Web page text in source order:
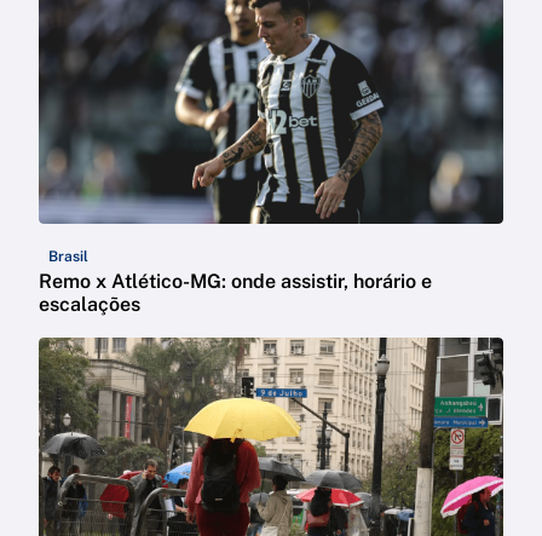
Brasil
Remo x Atlético-MG: onde assistir, horário e
escalações